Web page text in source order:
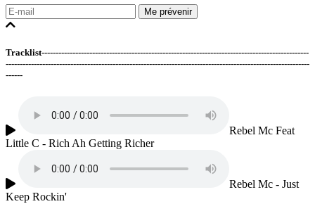
Me prévenir
Tracklist-----------------------------------------------------------------------------------------------
------------------------------------------------------------------------------------------------------------
------
Rebel Mc Feat
Little C - Rich Ah Getting Richer
Rebel Mc - Just
Keep Rockin'